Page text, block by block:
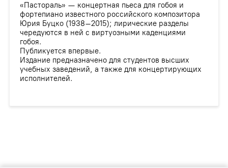
«Пастораль» — концертная пьеса для гобоя и
фортепиано известного российского композитора
Юрия Буцко (1938–2015); лирические разделы
чередуются в ней с виртуозными каденциями
гобоя.
Публикуется впервые.
Издание предназначено для студентов высших
учебных заведений, а также для концертирующих
исполнителей.